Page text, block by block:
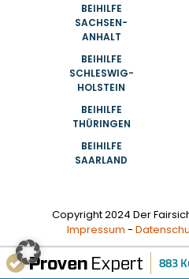
BEIHILFE
SACHSEN-
ANHALT
BEIHILFE
SCHLESWIG-
HOLSTEIN
BEIHILFE
THÜRINGEN
BEIHILFE
SAARLAND
Copyright 2024 Der
Impressum -
883